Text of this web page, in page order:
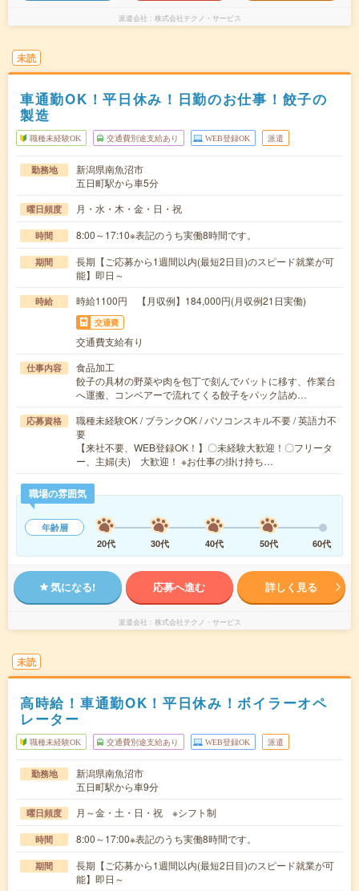
派遣会社 株式会社テクノ・サービス
未読
車通勤OK！平日休み！日勤のお仕事！餃子の
製造
職種未経験OK 交通費別途支給あり WEB登録OK 派遣
勤務地
新潟県南魚沼市
五日町駅から車5分
曜日頻度 月・水・木・金・日・祝
時間 8:00～17:10※表記のうち実働8時間です。
期間
長期【ご応募から1週間以内(最短2日目)のスピード就業が可
能】即日～
時給 時給1100円 【月収例】184,000円(月収例21日実働)
交通費
交通費支給有り
仕事内容
食品加工
餃子の具材の野菜や肉を包丁で刻んでバットに移す、作業台
へ運搬、コンベアーで流れてくる餃子をパック詰め…
応募資格
職種未経験OK / ブランクOK / パソコンスキル不要 / 英語力不
要
【来社不要、WEB登録OK！】〇未経験大歓迎！〇フリータ
ー、主婦(夫) 大歓迎！ ※お仕事の掛け持ち…
職場の雰囲気
年齢層
20代
30代 40代 50代 60代
気になる! 応募へ進む 詳しく見る
派遣会社 株式会社テクノ・サービス
未読
高時給！車通勤OK！平日休み！ボイラーオペ
レーター
職種未経験OK 交通費別途支給あり WEB登録OK 派遣
勤務地
新潟県南魚沼市
五日町駅から車9分
曜日頻度 月～金・土・日・祝 ※シフト制
時間 8:00～17:00※表記のうち実働8時間です。
期間
長期【ご応募から1週間以内(最短2日目)のスピード就業が可
能】即日～